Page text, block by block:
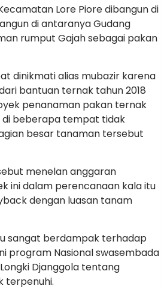
Lore Piore dibangun di
di antaranya Gudang
rumput Gajah sebagai pakan
dinikmati alias mubazir karena
bantuan ternak tahun 2018
penanaman pakan ternak
di beberapa tempat tidak
besar tanaman tersebut
menelan anggaran
ini dalam perencanaan kala itu
dengan luasan tanam
sangat berdampak terhadap
program Nasional swasembada
Djanggola tentang
terpenuhi.